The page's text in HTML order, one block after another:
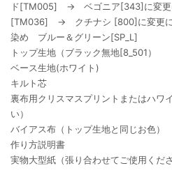
ド[TM005] → ベゴニア[343]に変更
[TM036] → クチナシ [800]に変更に
染め ブルー＆グリーン[SP_L]
トップ生地（ブラック無地[8_501）
ベース生地(ホワイト)
キルト芯
裏布用クリスマスプリントまたはハワ
い）
バイアス布（トップ生地と同じお色）
作り方説明書
実物大型紙（張り合わせてご使用くださ